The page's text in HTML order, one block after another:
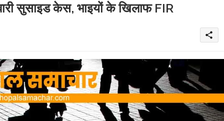
सुसाइड केस, भाइयों के खिलाफ FIR
share